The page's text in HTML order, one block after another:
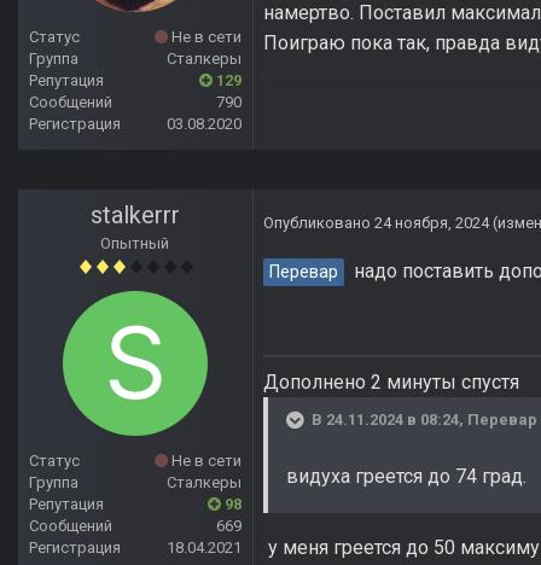
Статус
Не в сети
Группа
Сталкеры
Репутация
129
Сообщений
790
Регистрация
03.08.2020
намертво. Поставил
Поиграю пока так, правда
stalkerrr
Опытный
Статус
Не в сети
Группа
Сталкеры
Репутация
98
Сообщений
669
Регистрация
18.04.2021
Опубликовано 24 ноября, 2024
Перевар надо поставить
Дополнено 2 минуты спустя
В 24.11.2024 в 08:24, Перевар
видуха греется до 74 град.
у меня греется до 50